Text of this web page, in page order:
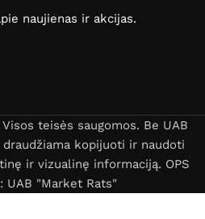
naujienas ir akcijas.
teisės saugomos. Be UAB
kopijuoti ir naudoti
ir vizualinę informaciją. OPS
UAB "Market Rats"